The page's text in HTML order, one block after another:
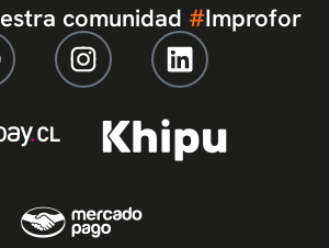
comunidad #Improfor